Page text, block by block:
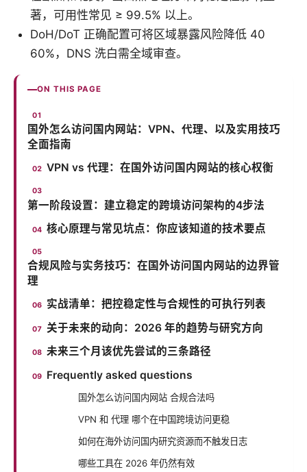
著，可用性常见 ≥ 99.5% 以上。
DoH/DoT 正确配置可将区域暴露风险降低 40
60%，DNS 洗白需全域审查。
ON THIS PAGE
国外怎么访问国内网站：VPN、代理、以及实用技巧
全面指南
VPN vs 代理：在国外访问国内网站的核心权衡
第一阶段设置：建立稳定的跨境访问架构的4步法
核心原理与常见坑点：你应该知道的技术要点
合规风险与实务技巧：在国外访问国内网站的边界管
理
实战清单：把控稳定性与合规性的可执行列表
关于未来的动向：2026 年的趋势与研究方向
未来三个月该优先尝试的三条路径
Frequently asked questions
国外怎么访问国内网站 合规合法吗
VPN 和 代理 哪个在中国跨境访问更稳
如何在海外访问国内研究资源而不触发日志
哪些工具在 2026 年仍然有效